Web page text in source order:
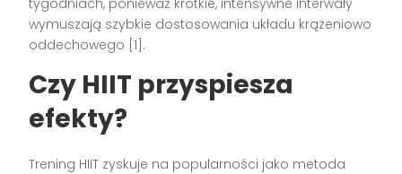
wymuszają szybkie dostosowania układu krążeniowo
oddechowego [1].
Czy HIIT przyspiesza
efekty?
Trening HIIT zyskuje na popularności jako metoda